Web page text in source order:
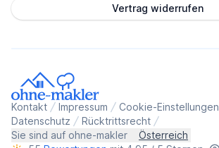
Vertrag widerrufen
Kontakt Impressum Cookie-Einstellungen
Datenschutz
Rücktrittsrecht
Sie sind auf ohne-makler
Österreich